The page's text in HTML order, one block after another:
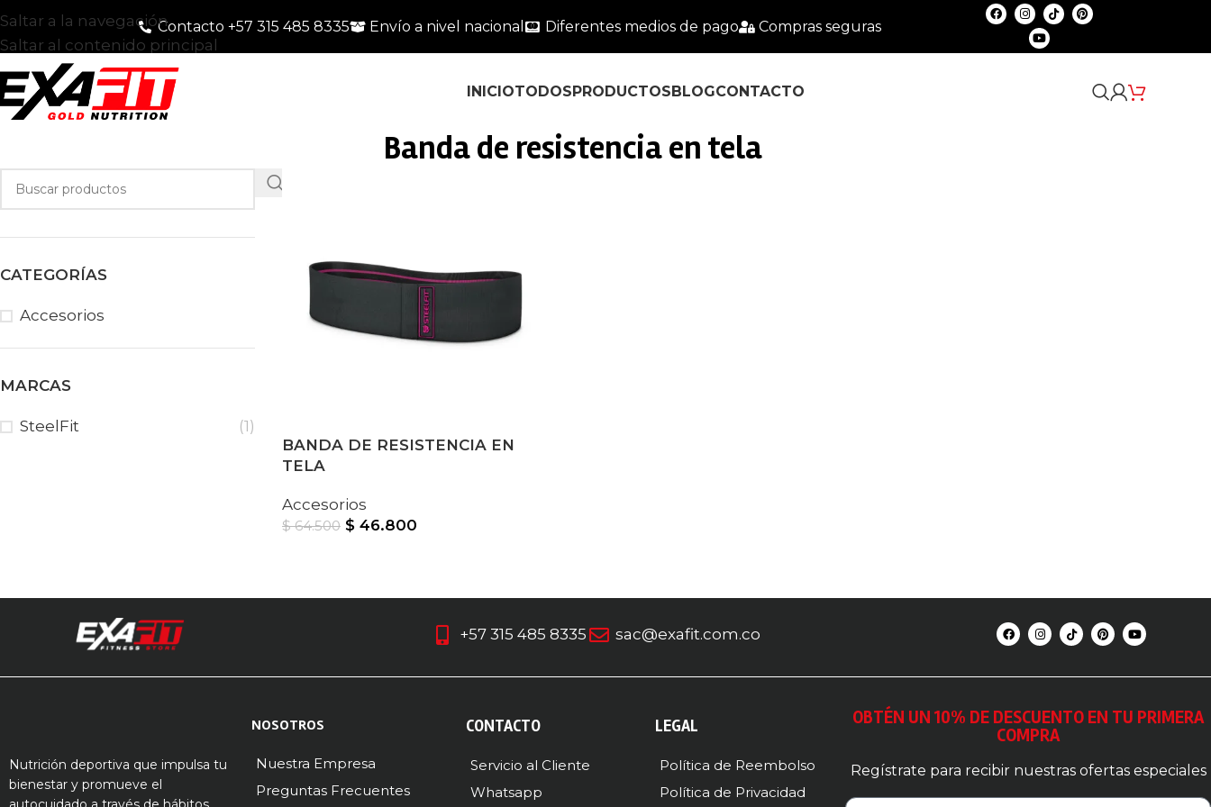
Saltar a la navegación
Saltar al contenido principal
Contacto +57 315 485 8335 Envío a nivel nacional Diferentes medios de pago Compras seguras
INICIOTODOSPRODUCTOSBLOGCONTACTO
Banda de resistencia en tela
CATEGORÍAS
Accesorios
MARCAS
SteelFit
(1)
BANDA DE RESISTENCIA EN
TELA
Accesorios
$64.500 $46.800
+57 315 485 8335 sac@exafit.com.co
Nutrición deportiva que impulsa tu
bienestar y promueve el
NOSOTROS
Nuestra Empresa
Preguntas Frecuentes
CONTACTO
Servicio al Cliente
Whatsapp
LEGAL
Política de Reembolso
Política de Privacidad
OBTÉN UN 10% DE DESCUENTO EN TU PRIMERA
COMPRA
Regístrate para recibir nuestras ofertas especiales